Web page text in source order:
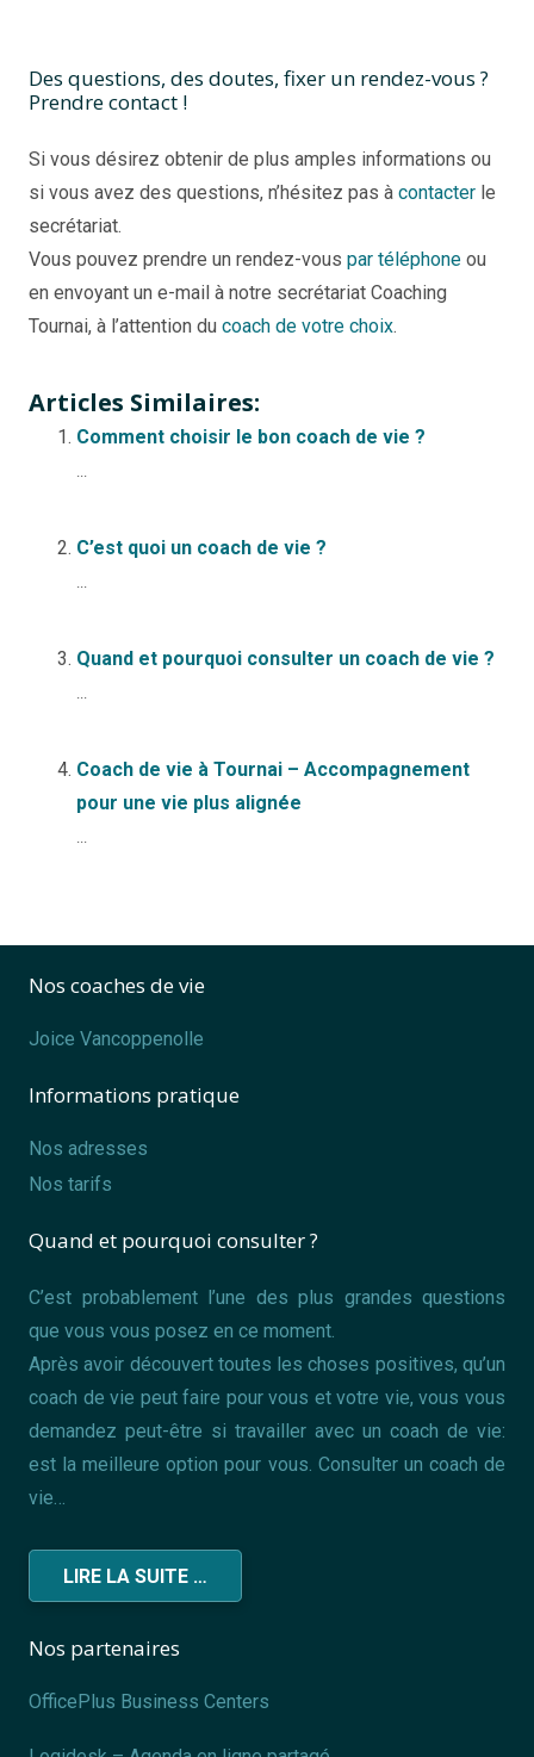
Des questions, des doutes, fixer un rendez-vous ?
Prendre contact !
Si vous désirez obtenir de plus amples informations ou
si vous avez des questions, n’hésitez pas à contacter le
secrétariat.
Vous pouvez prendre un rendez-vous par téléphone ou
en envoyant un e-mail à notre secrétariat Coaching
Tournai, à l’attention du coach de votre choix.
Articles Similaires:
Comment choisir le bon coach de vie ?
...
C’est quoi un coach de vie ?
...
Quand et pourquoi consulter un coach de vie ?
...
Coach de vie à Tournai – Accompagnement
pour une vie plus alignée
...
Nos coaches de vie
Joice Vancoppenolle
Informations pratique
Nos adresses
Nos tarifs
Quand et pourquoi consulter ?
C’est probablement l’une des plus grandes questions
que vous vous posez en ce moment.
Après avoir découvert toutes les choses positives, qu’un
coach de vie peut faire pour vous et votre vie, vous vous
demandez peut-être si travailler avec un coach de vie:
est la meilleure option pour vous. Consulter un coach de
vie…
LIRE LA SUITE …
Nos partenaires
OfficePlus Business Centers